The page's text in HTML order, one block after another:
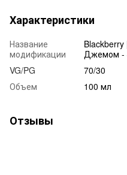
Характеристики
Название
модификации
Джемом -
VG/PG
70/30
Объем
100 мл
Отзывы